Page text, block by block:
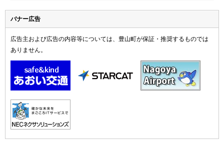
バナー広告
広告主および広告の内容等については、豊山町が保証・推奨するものでは
ありません。